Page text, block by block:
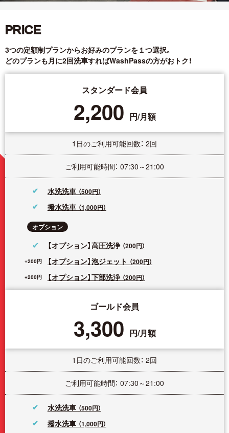
PRICE
3つの定額制プランからお好みのプランを１つ選択。
どのプランも月に2回洗車すればWashPassの方がおトク！
スタンダード会員
2,200 円/月額
1日のご利用可能回数： 2回
ご利用可能時間： 07:30～21:00
水洗洗車 （500円）
撥水洗車 （1,000円）
オプション
【オプション】高圧洗浄 （200円）
【オプション】泡ジェット （200円）
【オプション】下部洗浄 （200円）
ゴールド会員
3,300 円/月額
1日のご利用可能回数： 2回
ご利用可能時間： 07:30～21:00
水洗洗車 （500円）
撥水洗車 （1,000円）